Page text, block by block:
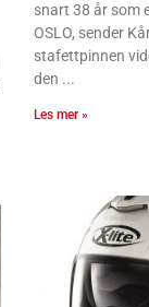
snart 38 år som
OSLO, sender
stafettpinnen
den
Les mer »